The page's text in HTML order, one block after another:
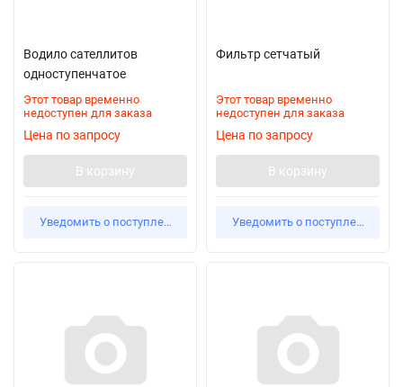
Водило сателлитов
одноступенчатое
Этот товар временно
недоступен для заказа
Цена по запросу
В корзину
Уведомить о поступлении
Фильтр сетчатый
Этот товар временно
недоступен для заказа
Цена по запросу
В корзину
Уведомить о поступлении